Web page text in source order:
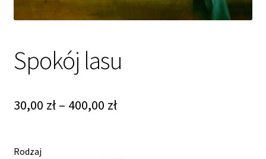
Spokój lasu
30,00 zł – 400,00 złZakres
Rodzaj